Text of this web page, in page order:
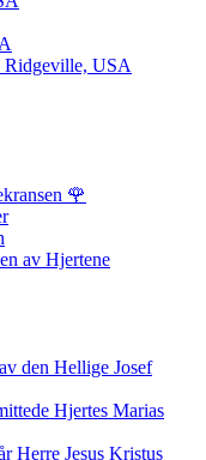
Ridgeville, USA
🌹
av Hjertene
den Hellige Josef
Hjertes Marias
Herre Jesus Kristus